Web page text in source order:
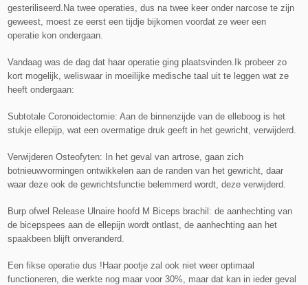
gesteriliseerd. Na twee operaties, dus na twee keer onder narcose te zijn
geweest, moest ze eerst een tijdje bijkomen voordat ze weer een
operatie kon ondergaan.
Vandaag was de dag dat haar operatie ging plaatsvinden. Ik probeer zo
kort mogelijk, weliswaar in moeilijke medische taal uit te leggen wat ze
heeft ondergaan:
Subtotale Coronoidectomie: Aan de binnenzijde van de elleboog is het
stukje ellepijp, wat een overmatige druk geeft in het gewricht, verwijderd.
Verwijderen Osteofyten: In het geval van artrose, gaan zich
botnieuwvormingen ontwikkelen aan de randen van het gewricht, daar
waar deze ook de gewrichtsfunctie belemmerd wordt, deze verwijderd.
Burp ofwel Release Ulnaire hoofd M Biceps brachil: de aanhechting van
de bicepspees aan de ellepijn wordt ontlast, de aanhechting aan het
spaakbeen blijft onveranderd.
Een fikse operatie dus !Haar pootje zal ook niet weer optimaal
functioneren, die werkte nog maar voor 30%, maar dat kan in ieder geval